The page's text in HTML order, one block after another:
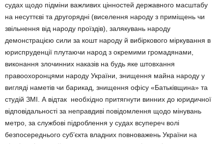
судах щодо підміни важливих цінностей державного масштабу
на несуттєві та другорядні (виселення народу з приміщень чи
звільнення від народу проїздів), залякувань народу
демонстрацією сили за кошт народу й вибіркового міркування в
юриспруденції плутаючи народ з окремими громадянами,
виконання злочинних наказів на будь яке штовхання
правоохоронцями народу України, знищення майна народу у
вигляді наметів чи барикад, знищення офісу «Батьківщина» та
студій ЗМІ. А відтак необхідно притягнути винних до юридичної
відповідальності за неправдиві повідомлення щодо мінувань
метро, за службові підроблення у судах всупереч волі
безпосереднього суб’єкта владних повноважень України на